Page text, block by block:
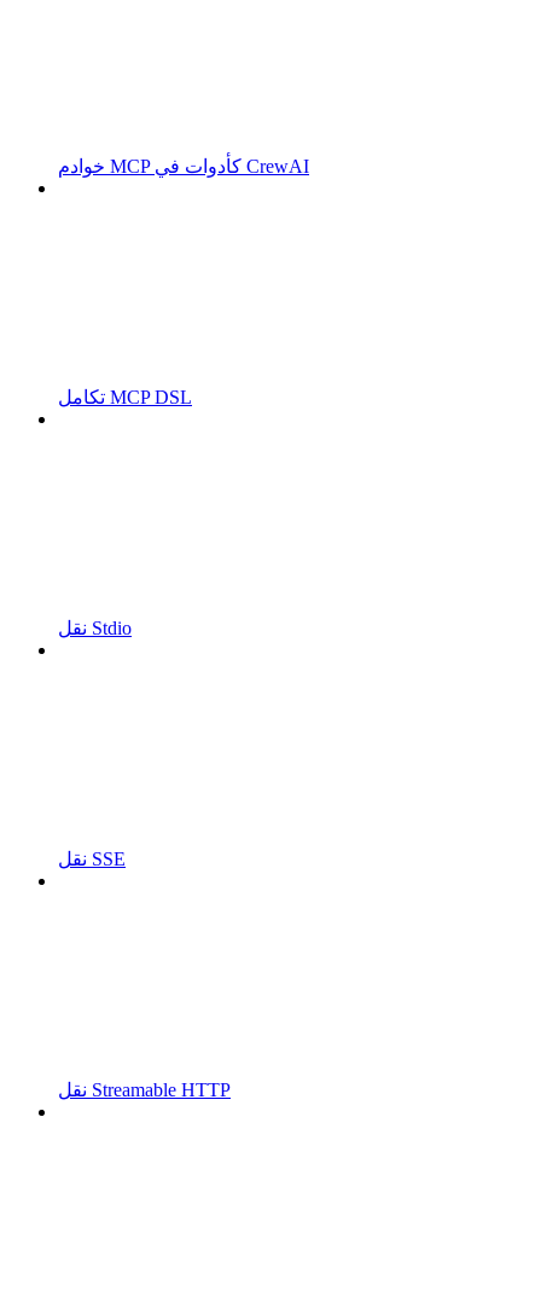
خوادم MCP كأدوات في CrewAI
تكامل MCP DSL
نقل Stdio
نقل SSE
نقل Streamable HTTP